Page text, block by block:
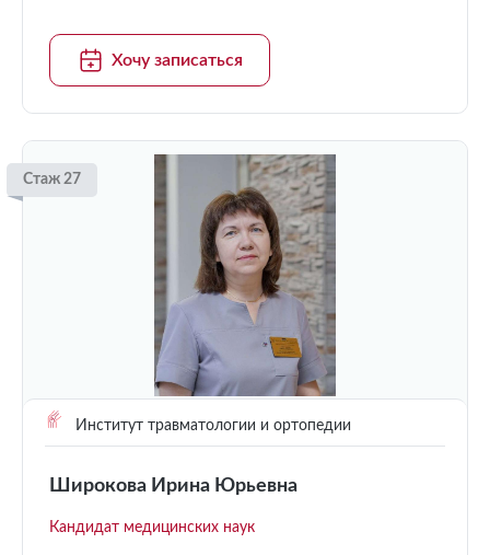
Хочу записаться
Стаж 27
Институт травматологии и ортопедии
Широкова Ирина Юрьевна
Кандидат медицинских наук